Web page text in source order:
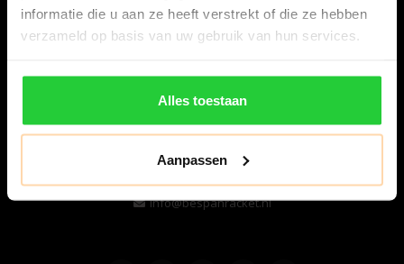
informatie die u aan ze heeft verstrekt of die ze hebben
verzameld op basis van uw gebruik van hun services.
Alles toestaan
Aanpassen
Bespanracket.nl is dé racketspecialist van Lelystad en
omstreken.
Snijdersstraat 6
8224 AA Lelystad
Nederland
06-57276080
info@bespanracket.nl